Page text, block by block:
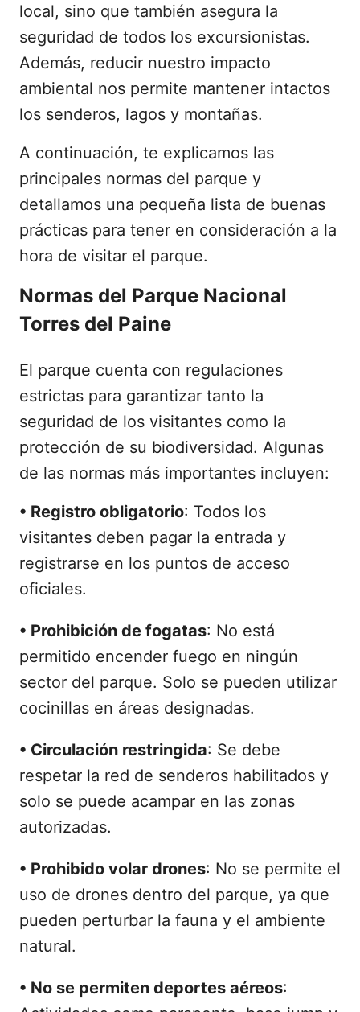
local, sino que también asegura la
seguridad de todos los excursionistas.
Además, reducir nuestro impacto
ambiental nos permite mantener intactos
los senderos, lagos y montañas.
A continuación, te explicamos las
principales normas del parque y
detallamos una pequeña lista de buenas
prácticas para tener en consideración a la
hora de visitar el parque.
Normas del Parque Nacional
Torres del Paine
El parque cuenta con regulaciones
estrictas para garantizar tanto la
seguridad de los visitantes como la
protección de su biodiversidad. Algunas
de las normas más importantes incluyen:
• Registro obligatorio: Todos los
visitantes deben pagar la entrada y
registrarse en los puntos de acceso
oficiales.
• Prohibición de fogatas: No está
permitido encender fuego en ningún
sector del parque. Solo se pueden utilizar
cocinillas en áreas designadas.
• Circulación restringida: Se debe
respetar la red de senderos habilitados y
solo se puede acampar en las zonas
autorizadas.
• Prohibido volar drones: No se permite el
uso de drones dentro del parque, ya que
pueden perturbar la fauna y el ambiente
natural.
• No se permiten deportes aéreos: